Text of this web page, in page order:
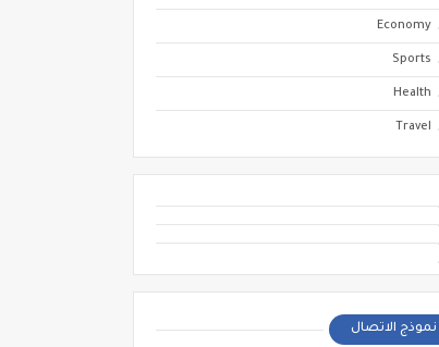
Economy
Sports
Health
Travel
نموذج الاتصال